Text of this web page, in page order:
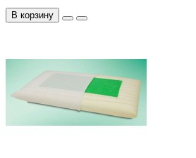
В корзину